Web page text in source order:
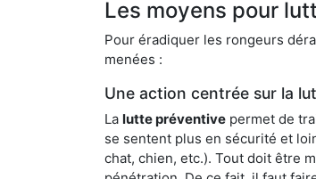
Les moyens pour
Pour éradiquer les rongeurs
menées :
Une action centrée sur la
La lutte préventive permet de
se sentent plus en sécurité et
chat, chien, etc.). Tout doit être